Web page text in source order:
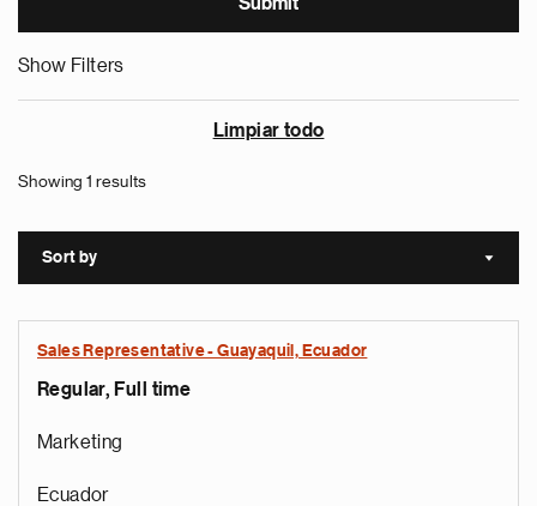
Show Filters
Limpiar todo
Showing 1 results
Sort by Sort
Sales Representative - Guayaquil, Ecuador
Regular, Full time
Marketing
Ecuador